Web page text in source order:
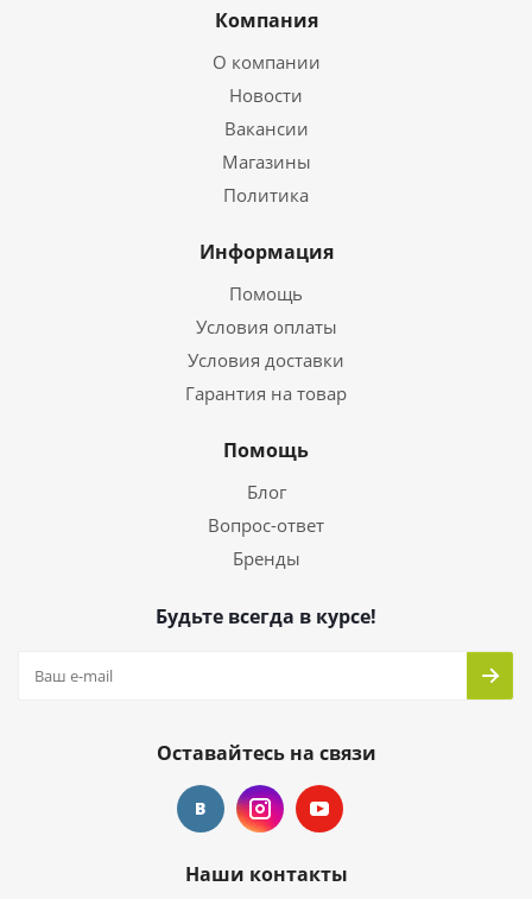
Компания
О компании
Новости
Вакансии
Магазины
Политика
Информация
Помощь
Условия оплаты
Условия доставки
Гарантия на товар
Помощь
Блог
Вопрос-ответ
Бренды
Будьте всегда в курсе!
Оставайтесь на связи
Наши контакты